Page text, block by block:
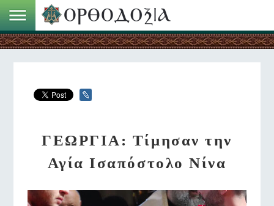
ΓΕΩΡΓΙΑ: Τίμησαν την
Αγία Ισαπόστολο Νίνα